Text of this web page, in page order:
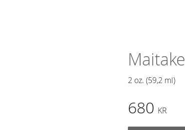
Maitake
2 oz. (59,2 ml)​
680 KR